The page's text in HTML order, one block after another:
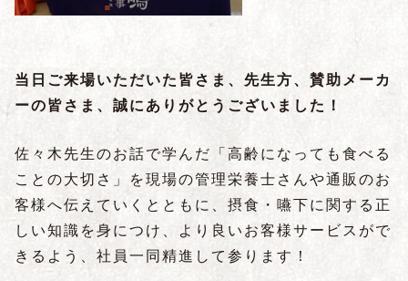
当日ご来場いただいた皆さま、先生方、賛助メーカ
ーの皆さま、誠にありがとうございました！
佐々木先生のお話で学んだ「高齢になっても食べる
ことの大切さ」を現場の管理栄養士さんや通販のお
客様へ伝えていくとともに、摂食・嚥下に関する正
しい知識を身につけ、より良いお客様サービスがで
きるよう、社員一同精進して参ります！